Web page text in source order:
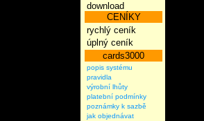
download
CENÍKY
rychlý ceník
úplný ceník
cards3000
popis systému
pravidla
výrobní lhůty
platební podmínky
poznámky k sazbě
jak objednávat